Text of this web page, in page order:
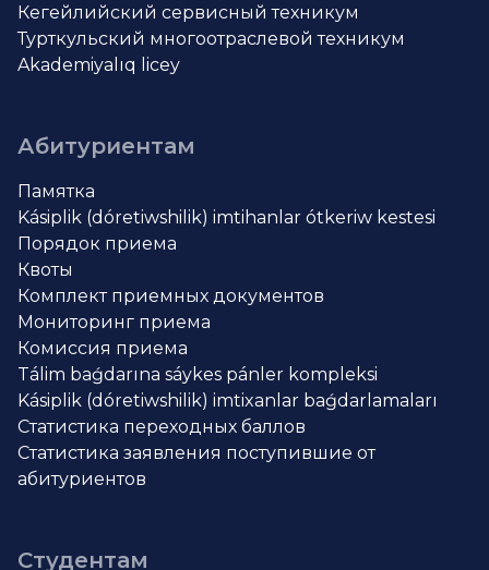
Кегейлийский сервисный техникум
Турткульский многоотраслевой техникум
Akademiyalıq licey
Абитуриентам
Памятка
Kásiplik (dóretiwshilik) imtihanlar ótkeriw kestesi
Порядок приема
Квоты
Комплект приемных документов
Мониторинг приема
Комиссия приема
Tálim baǵdarına sáykes pánler kompleksi
Kásiplik (dóretiwshilik) imtixanlar baǵdarlamaları
Статистика переходных баллов
Статистика заявления поступившие от
абитуриентов
Студентам